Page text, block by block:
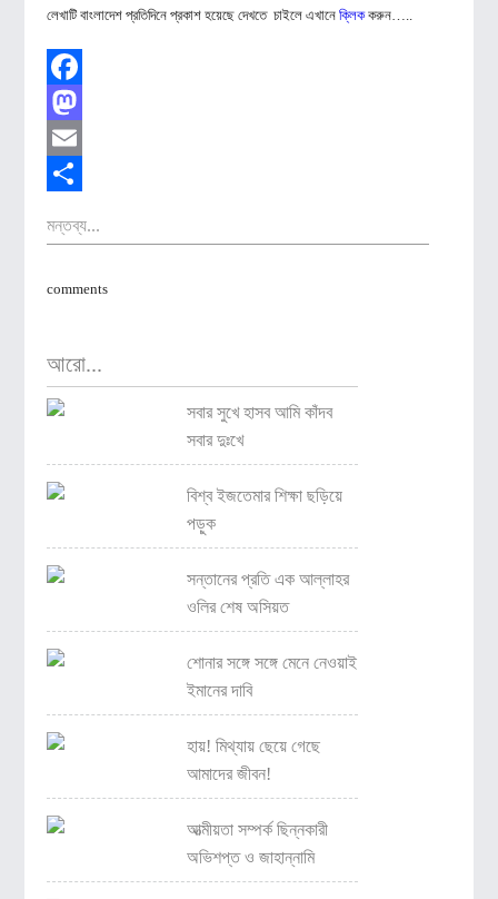
লেখাটি বাংলাদেশ প্রতিদিনে প্রকাশ হয়েছে দেখতে চাইলে এখানেক্লিককরুন…..
Facebook
Mastodon
Email
মন্তব্য...
comments
আরো...
সবার সুখে হাসব আমি কাঁদব
সবার দুঃখে
বিশ্ব ইজতেমার শিক্ষা ছড়িয়ে
পড়ুক
সন্তানের প্রতি এক আল্লাহর
ওলির শেষ অসিয়ত
শোনার সঙ্গে সঙ্গে মেনে নেওয়াই
ইমানের দাবি
হায়! মিথ্যায় ছেয়ে গেছে
আমাদের জীবন!
আত্মীয়তা সম্পর্ক ছিন্নকারী
অভিশপ্ত ও জাহান্নামি